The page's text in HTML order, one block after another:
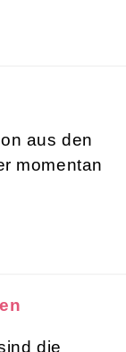
aus den
momentan
die